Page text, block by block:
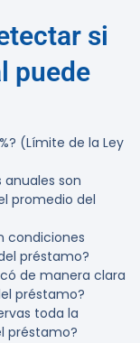
si
puede
(Límite de la Ley
anuales son
promedio del
condiciones
préstamo?
de manera clara
préstamo?
toda la
préstamo?